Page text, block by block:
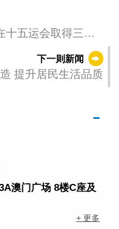
十五运会取得三金
下一则新闻
提升居民生活品质
澳门广场 8楼C座及
+ 更多